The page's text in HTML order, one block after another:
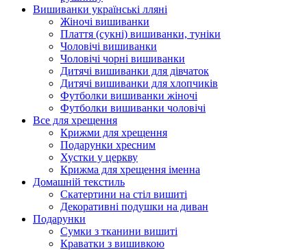
Вишиванки українські лляні
Жіночі вишиванки
Плаття (сукні) вишиванки, туніки
Чоловічі вишиванки
Чоловічі чорні вишиванки
Дитячі вишиванки для дівчаток
Дитячі вишиванки для хлопчиків
Футболки вишиванки жіночі
Футболки вишиванки чоловічі
Все для хрещення
Крижми для хрещення
Подарунки хресним
Хустки у церкву
Крижма для хрещення іменна
Домашній текстиль
Скатертини на стіл вишиті
Декоративні подушки на диван
Подарунки
Сумки з тканини вишиті
Краватки з вишивкою